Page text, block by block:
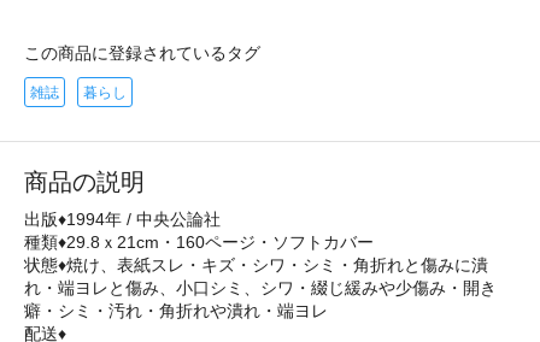
この商品に登録されているタグ
雑誌 暮らし
商品の説明
出版♦1994年 / 中央公論社
種類♦29.8ｘ21cm・160ページ・ソフトカバー
状態♦焼け、表紙スレ・キズ・シワ・シミ・角折れと傷みに潰
れ・端ヨレと傷み、小口シミ、シワ・綴じ緩みや少傷み・開き
癖・シミ・汚れ・角折れや潰れ・端ヨレ
配送♦